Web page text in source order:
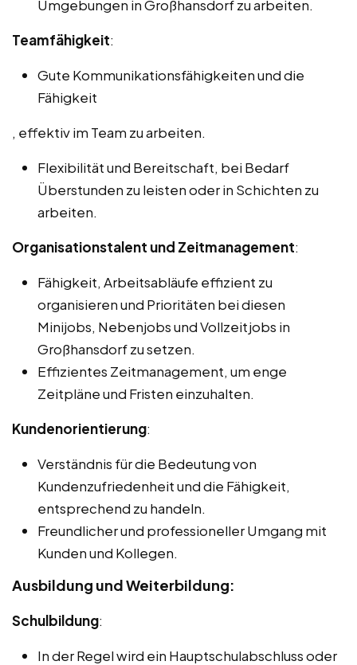
Umgebungen in Großhansdorf zu arbeiten.
Teamfähigkeit:
Gute Kommunikationsfähigkeiten und die
Fähigkeit
, effektiv im Team zu arbeiten.
Flexibilität und Bereitschaft, bei Bedarf
Überstunden zu leisten oder in Schichten zu
arbeiten.
Organisationstalent und Zeitmanagement:
Fähigkeit, Arbeitsabläufe effizient zu
organisieren und Prioritäten bei diesen
Minijobs, Nebenjobs und Vollzeitjobs in
Großhansdorf zu setzen.
Effizientes Zeitmanagement, um enge
Zeitpläne und Fristen einzuhalten.
Kundenorientierung:
Verständnis für die Bedeutung von
Kundenzufriedenheit und die Fähigkeit,
entsprechend zu handeln.
Freundlicher und professioneller Umgang mit
Kunden und Kollegen.
Ausbildung und Weiterbildung:
Schulbildung:
In der Regel wird ein Hauptschulabschluss oder